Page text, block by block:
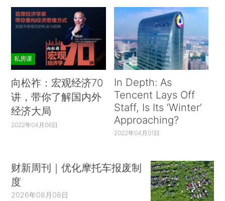
私房课
向松祚：宏观经济70
讲，带你了解国内外
经济大局
2022年04月06日
In Depth: As
Tencent Lays Off
Staff, Is Its ‘Winter’
Approaching?
2022年04月01日
财新周刊｜优化摩托车报废制
度
2026年08月08日